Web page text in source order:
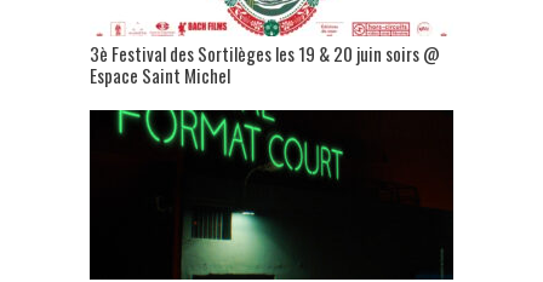
3è Festival des Sortilèges les 19 & 20 juin soirs @
Espace Saint Michel